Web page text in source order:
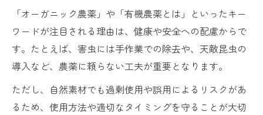
「オーガニック農薬」や「有機農薬とは」といったキー
ワードが注目される理由は、健康や安全への配慮からで
す。たとえば、害虫には手作業での除去や、天敵昆虫の
導入など、農薬に頼らない工夫が重要となります。
ただし、自然素材でも過剰使用や誤用によるリスクがあ
るため、使用方法や適切なタイミングを守ることが大切